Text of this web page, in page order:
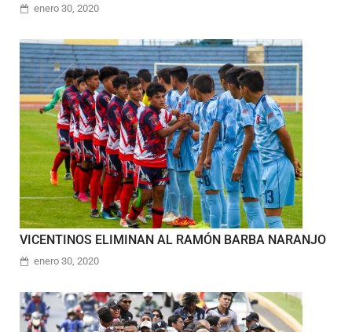
enero 30, 2020
VICENTINOS ELIMINAN AL RAMÓN BARBA NARANJO
enero 30, 2020